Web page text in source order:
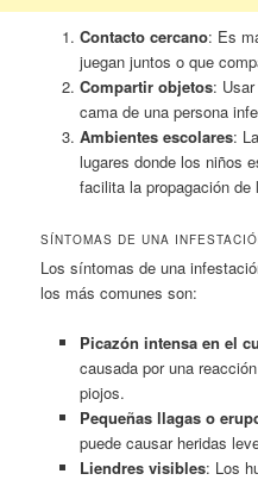
Contacto cercano: Es
juegan juntos o que
Compartir objetos:
cama de una persona
Ambientes escolares:
lugares donde los niños
facilita la propagación de
SÍNTOMAS DE UNA
Los síntomas de una
los más comunes son:
Picazón intensa en el
causada por una
piojos.
Pequeñas llagas o
puede causar heridas
Liendres visibles: Los